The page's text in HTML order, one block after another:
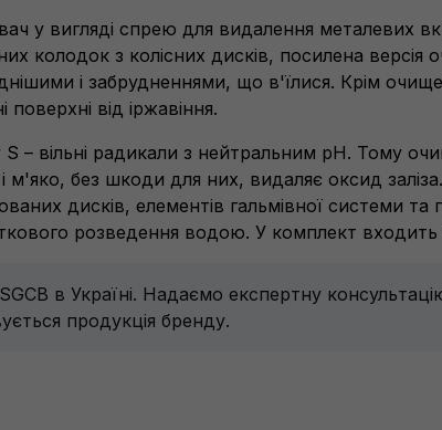
у вигляді спрею для видалення металевих
колодок з колісних дисків, посилена версія
і забрудненнями, що в'їлися. Крім
від іржавіння.
– вільні радикали з нейтральним pH. Тому
без шкоди для них, видаляє оксид
дисків, елементів гальмівної системи та
розведення водою. У комплект
в Україні. Надаємо експертну консультацію
продукція бренду.